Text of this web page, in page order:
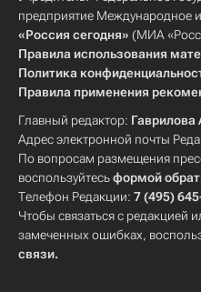
предприятие Международное
«Россия сегодня» (МИА
Правила использования
Политика
Правила применения
Главный редактор: Гаврилова
Адрес электронной почты
По вопросам размещения
воспользуйтесьформой
Телефон Редакции: 7 (495)
Чтобы связаться с редакцией
замеченных ошибках,
связи.